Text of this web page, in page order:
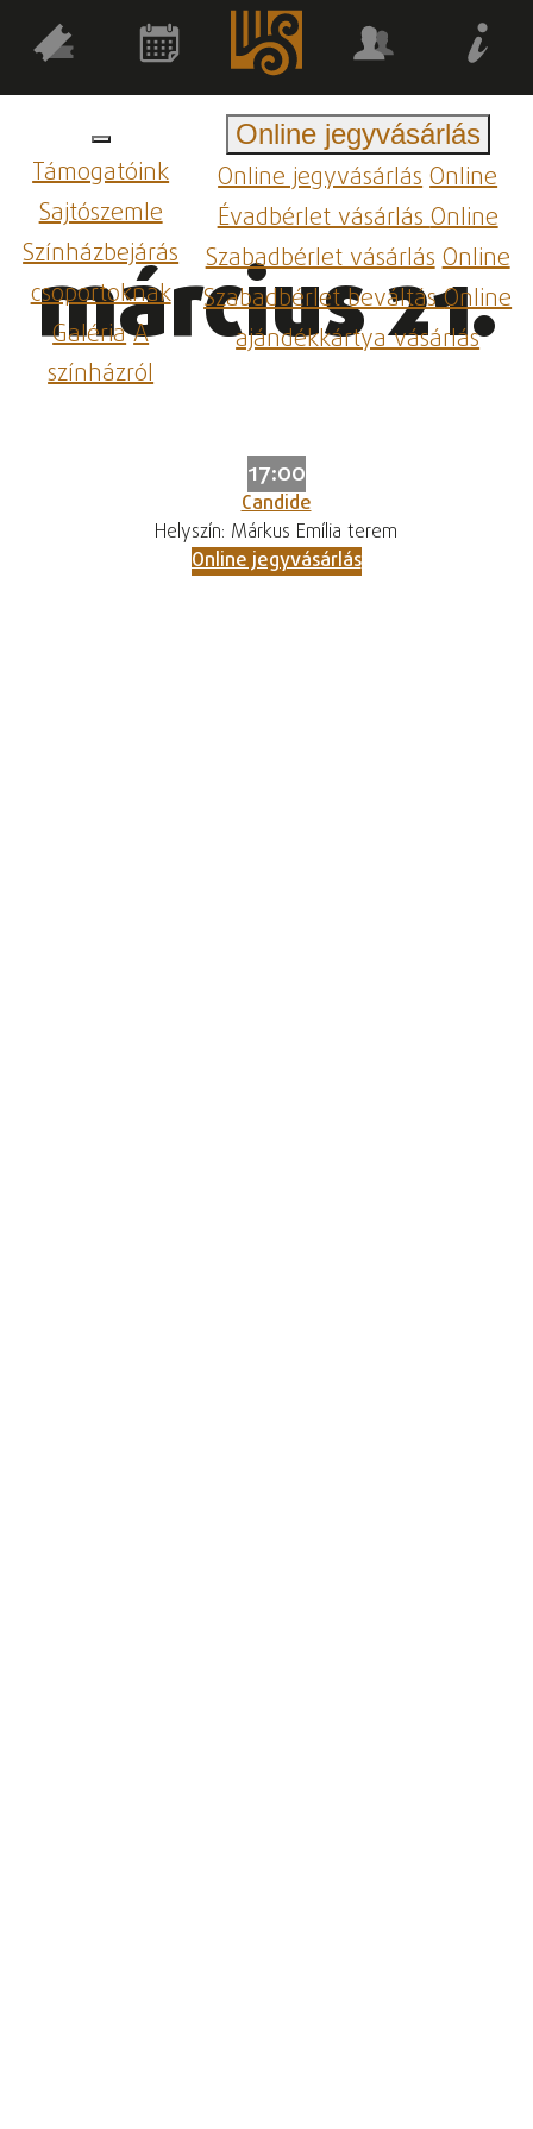
Támogatóink
Sajtószemle
Színházbejárás
csoportoknak
GalériaA
színházról
Online jegyvásárlás
Online jegyvásárlásOnline
Évadbérlet vásárlásOnline
Szabadbérlet vásárlásOnline
Szabadbérlet beváltásOnline
ajándékkártya vásárlás
március 21.
17:00
Candide
Helyszín: Márkus Emília terem
Online jegyvásárlás